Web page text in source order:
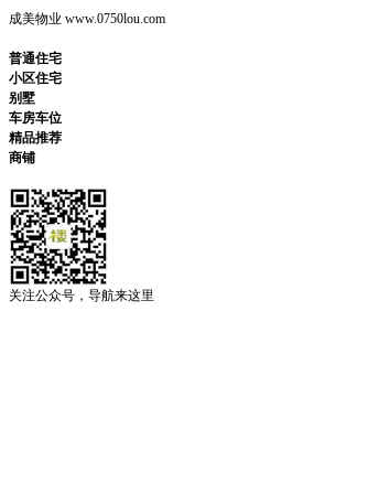
成美物业 www.0750lou.com
普通住宅
小区住宅
别墅
车房车位
精品推荐
商铺
关注公众号，导航来这里